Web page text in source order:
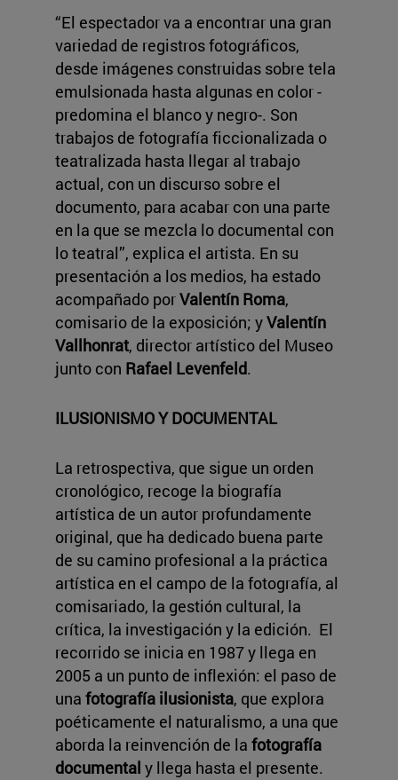
“El espectador va a encontrar una gran
variedad de registros fotográficos,
desde imágenes construidas sobre tela
emulsionada hasta algunas en color -
predomina el blanco y negro-. Son
trabajos de fotografía ficcionalizada o
teatralizada hasta llegar al trabajo
actual, con un discurso sobre el
documento, para acabar con una parte
en la que se mezcla lo documental con
lo teatral”, explica el artista. En su
presentación a los medios, ha estado
acompañado porValentín Roma,
comisario de la exposición; yValentín
Vallhonrat, director artístico del Museo
junto con Rafael Levenfeld.
ILUSIONISMO Y DOCUMENTAL
La retrospectiva, que sigue un orden
cronológico, recoge la biografía
artística de un autor profundamente
original, que ha dedicado buena parte
de su camino profesional a la práctica
artística en el campo de la fotografía, al
comisariado, la gestión cultural, la
crítica, la investigación y la edición. El
recorrido se inicia en 1987 y llega en
2005 a un punto de inflexión: el paso de
una fotografía ilusionista, que explora
poéticamente el naturalismo, a una que
aborda la reinvención de la fotografía
documental y llega hasta el presente.